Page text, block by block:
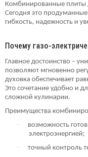
Комбинированные плиты
Сегодня это
гибкость, надежность и
Почему газо-
Главное достоинство –
позволяют мгновенно
духовка обеспечивает
Это сочетание удобно и
сложной кулинарии.
Преимущества
·
возможность
электроэнергией;
·
точный контроль